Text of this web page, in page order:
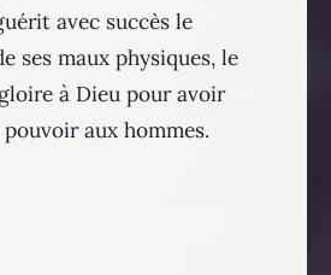
avec succès le
ses maux physiques, le
à Dieu pour avoir
aux hommes.